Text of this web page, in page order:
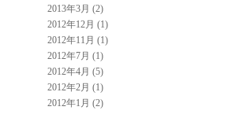
2013年3月 (2)
2012年12月 (1)
2012年11月 (1)
2012年7月 (1)
2012年4月 (5)
2012年2月 (1)
2012年1月 (2)